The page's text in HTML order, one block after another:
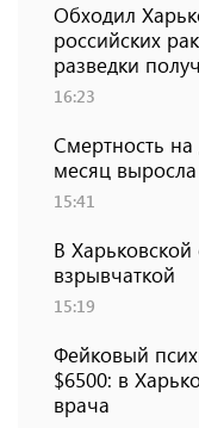
Обходил
российских
разведки
16:23
Смертность
месяц
15:41
В
взрывчаткой
15:19
Фейковый
$6500: в
врача